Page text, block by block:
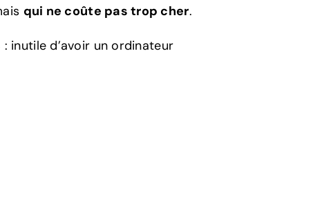
qui ne coûte pas trop cher.
: inutile d’avoir un ordinateur